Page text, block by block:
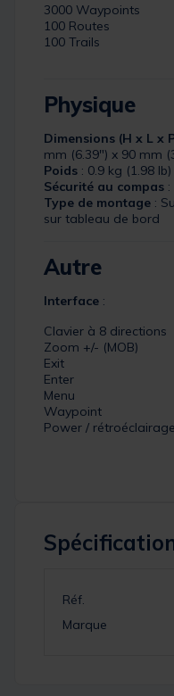
3000 Waypoints
100 Routes
100 Trails
Physique
Dimensions (H x L x
mm (6.39") x 90 mm
Poids : 0.9 kg (1.98 lb)
Sécurité au compas
Type de montage :
sur tableau de bord
Autre
Interface :
Clavier à 8 directions
Zoom +/- (MOB)
Exit
Enter
Menu
Waypoint
Power / rétroéclairage
Réf.
Marque